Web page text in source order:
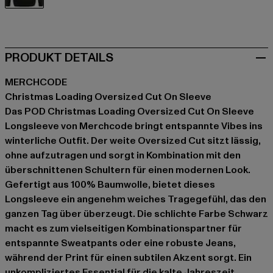
PRODUKT DETAILS
MERCHCODE
Christmas Loading Oversized Cut On Sleeve
Das POD Christmas Loading Oversized Cut On Sleeve
Longsleeve von Merchcode bringt entspannte Vibes ins
winterliche Outfit. Der weite Oversized Cut sitzt lässig,
ohne aufzutragen und sorgt in Kombination mit den
überschnittenen Schultern für einen modernen Look.
Gefertigt aus 100% Baumwolle, bietet dieses
Longsleeve ein angenehm weiches Tragegefühl, das den
ganzen Tag über überzeugt. Die schlichte Farbe Schwarz
macht es zum vielseitigen Kombinationspartner für
entspannte Sweatpants oder eine robuste Jeans,
während der Print für einen subtilen Akzent sorgt. Ein